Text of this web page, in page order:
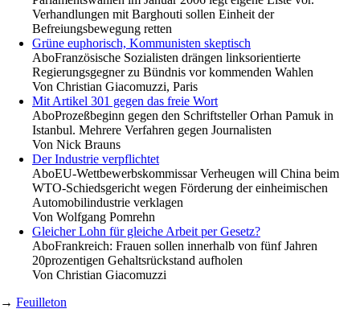
Verhandlungen mit Barghouti sollen Einheit der
Befreiungsbewegung retten
Grüne euphorisch, Kommunisten skeptisch
AboFranzösische Sozialisten drängen linksorientierte
Regierungsgegner zu Bündnis vor kommenden Wahlen
Von Christian Giacomuzzi, Paris
Mit Artikel 301 gegen das freie Wort
AboProzeßbeginn gegen den Schriftsteller Orhan Pamuk in
Istanbul. Mehrere Verfahren gegen Journalisten
Von Nick Brauns
Der Industrie verpflichtet
AboEU-Wettbewerbskommissar Verheugen will China beim
WTO-Schiedsgericht wegen Förderung der einheimischen
Automobilindustrie verklagen
Von Wolfgang Pomrehn
Gleicher Lohn für gleiche Arbeit per Gesetz?
AboFrankreich: Frauen sollen innerhalb von fünf Jahren
20prozentigen Gehaltsrückstand aufholen
Von Christian Giacomuzzi
→ Feuilleton